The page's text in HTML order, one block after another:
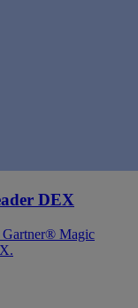
DEX
Gartner® Magic